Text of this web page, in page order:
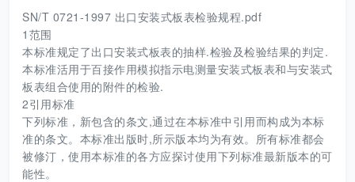
SN/T 0721-1997 出口安装式板表检验规程.pdf
1范围
本标准规定了出口安装式板表的抽样.检验及检验结果的判定.
本标准活用于百接作用模拟指示电测量安装式板表和与安装式
板表组合使用的附件的检验.
2引用标准
下列标准，新包含的条文,通过在本标准中引用而构成为本标
准的条文。本标准出版时,所示版本均为有效。所有标准都会
被修汀，使用本标准的各方应探讨使用下列标准最新版本的可
能性。